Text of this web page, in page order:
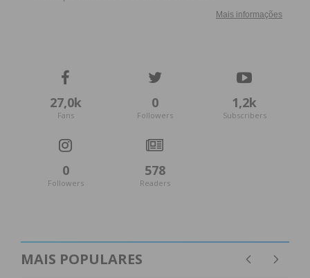
27,0k
Fans
0
Followers
1,2k
Subscribers
0
Followers
578
Readers
MAIS POPULARES